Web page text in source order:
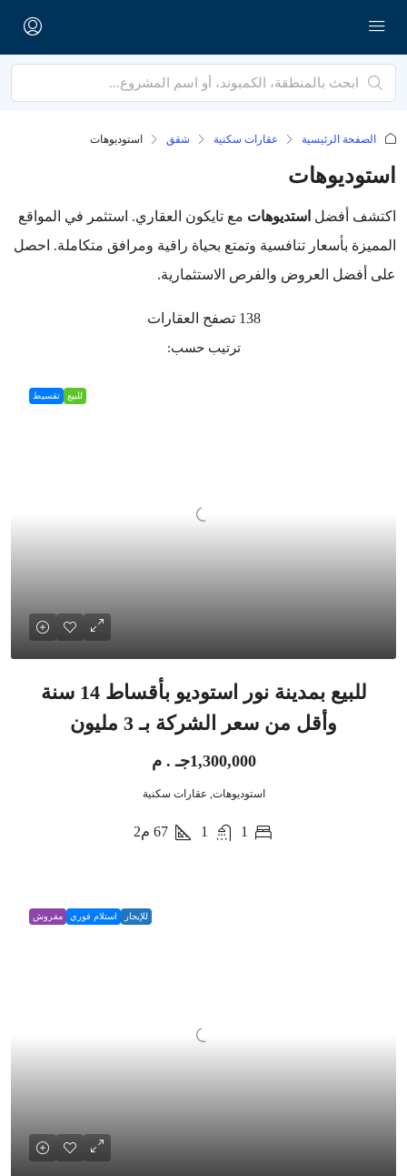
الصفحة الرئيسية عقارات سكنية شقق استوديوهات
استوديوهات
اكتشف أفضل استديوهات مع تايكون العقاري. استثمر في المواقع
المميزة بأسعار تنافسية وتمتع بحياة راقية ومرافق متكاملة. احصل
على أفضل العروض والفرص الاستثمارية.
138 تصفح العقارات
ترتيب حسب:
للبيع تقسيط
للبيع بمدينة نور استوديو بأقساط 14 سنة
وأقل من سعر الشركة بـ 3 مليون
1,300,000جـ . م
استوديوهات, عقارات سكنية
1
1
67 م2
للإيجار استلام فوري مفروش